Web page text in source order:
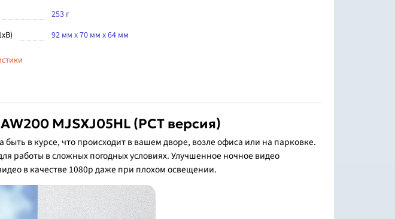
253 г
92 мм x 70 мм x 64 мм
MJSXJ05HL (РСТ версия)
в курсе, что происходит в вашем дворе, возле офиса или на парковке.
работы в сложных погодных условиях. Улучшенное ночное видео
в качестве 1080р даже при плохом освещении.